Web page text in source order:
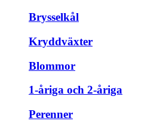
Brysselkål
Kryddväxter
Blommor
1-åriga och 2-åriga
Perenner